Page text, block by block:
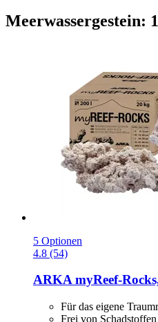
Meerwassergestein:
5 Optionen
4.8 (54)
ARKAmyReef-​
Für das eigene
Frei von Schadstoffen